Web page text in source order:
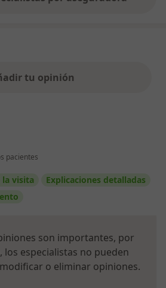
tu opinión
pacientes
la visita
Explicaciones detalladas
son importantes, por
los especialistas no pueden
o eliminar opiniones.